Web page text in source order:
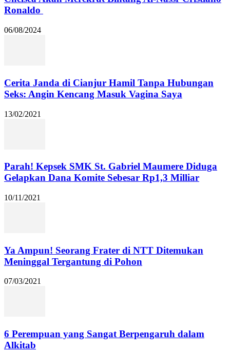
Ronaldo
06/08/2024
Cerita Janda di Cianjur Hamil Tanpa Hubungan
Seks: Angin Kencang Masuk Vagina Saya
13/02/2021
Parah! Kepsek SMK St. Gabriel Maumere Diduga
Gelapkan Dana Komite Sebesar Rp1,3 Milliar
10/11/2021
Ya Ampun! Seorang Frater di NTT Ditemukan
Meninggal Tergantung di Pohon
07/03/2021
6 Perempuan yang Sangat Berpengaruh dalam
Alkitab